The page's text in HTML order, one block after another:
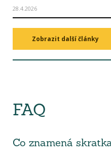
28.4.2026
Zobrazit další články
FAQ
Co znamená